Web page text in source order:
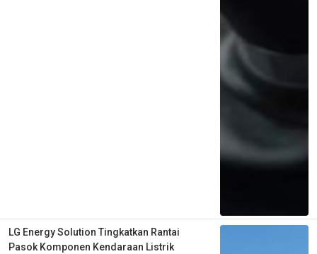
LG Energy Solution Tingkatkan Rantai
Pasok Komponen Kendaraan Listrik